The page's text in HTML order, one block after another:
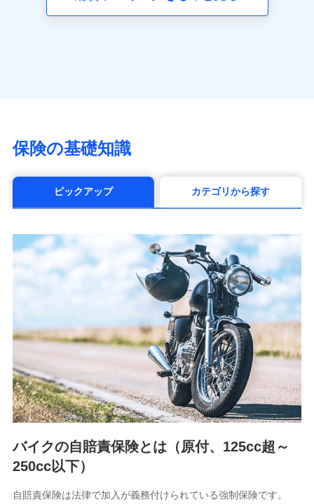
（https://www.axa.co.jp/）
第一ネオ生命保険株式会社
（https://neofirst.co.jp/）
life.co.jp）
太陽生命保険株式会社（https://www.taiyo-
（https://www.zurichlife.co.jp/）
東京海上日動あんしん生命保険株式会社
（https://www.tmn-anshin.co.jp/）
なないろ生命保険株式会社
（https://www.nanairolife.co.jp/）
日本生命保険相互会社
（https://www.nissay.co.jp）
はなさく生命保険株式会社
（https://www.life8739.co.jp/）
マニュライフ生命保険株式会社
（https://www.manulife.co.jp/）
三井住友海上あいおい生命保険株式会社
メットライフ生命株式会社
(https://www.metlife.co.jp/)
メディケア生命保険株式会社
（https://www.medicarelife.com/）
保険の基礎知識
ピックアップ カテゴリから探す
バイクの自賠責保険とは（原付、125cc超～
250cc以下）
自賠責保険は法律で加入が義務付けられている強制保険です。